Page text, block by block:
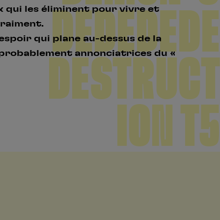
qui les éliminent pour vivre et
qui plane au-dessus de la
annonciatrices du «
DEDEDEDE
DESTRUCT
ION T5